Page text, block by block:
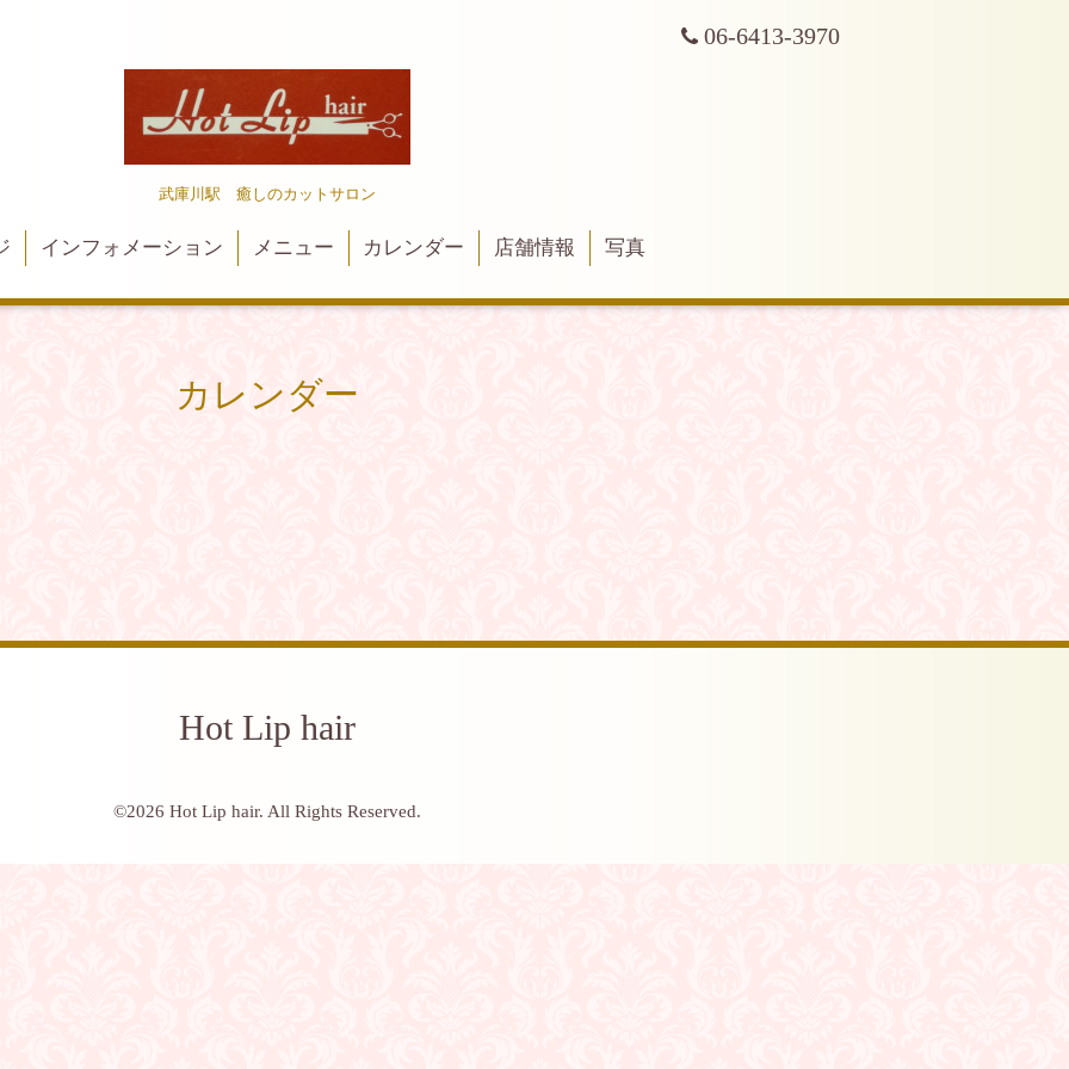
06-6413-3970
武庫川駅 癒しのカットサロン
インフォメーション メニュー カレンダー 店舗情報 写真
カレンダー
Hot Lip hair
©2026 Hot Lip hair. All Rights Reserved.